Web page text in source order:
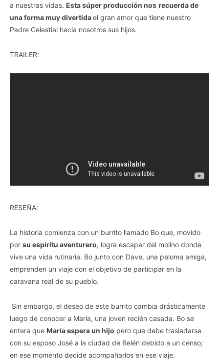
a nuestras vidas. Esta súper producción nos recuerda de
una forma muy divertidael gran amor que tiene nuestro
Padre Celestial hacia nosotros sus hijos.
TRAILER:
RESEÑA:
La historia comienza con un burrito llamado Bo que, movido
por su espíritu aventurero, logra escapar del molino donde
vive una vida rutinaria. Bo junto con Dave, una paloma amiga,
emprenden un viaje con el objetivo de participar en la
caravana real de su pueblo.
Sin embargo, el deseo de este burrito cambia drásticamente
luego de conocer a María, una joven recién casada. Bo se
entera que María espera un hijo pero que debe trasladarse
con su esposo José a la ciudad de Belén debido a un censo;
en ese momento decide acompañarlos en ese viaje.